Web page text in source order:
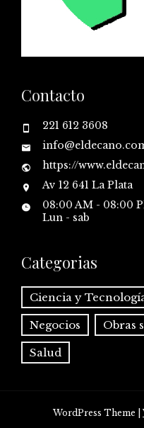
Contacto
221 612 3608
https://
Av 12 641 La Plata
08:00 AM - 08:00
Lun - sab
Categorias
Ciencia y
Negocios Obras
Salud
WordPress Theme |